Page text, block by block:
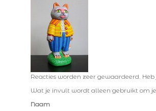
Reacties worden zeer gewaardeerd.
Wat je invult wordt alleen gebruikt om
Naam